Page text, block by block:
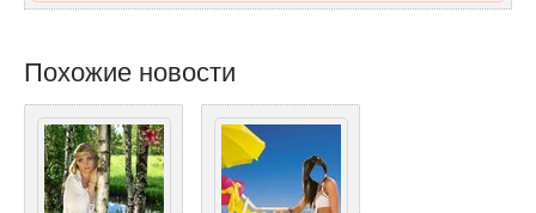
Похожие новости